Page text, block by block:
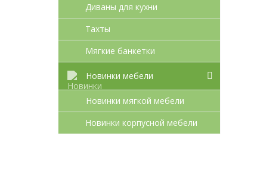
Диваны для кухни
Тахты
Мягкие банкетки
Новинки мебели
Новинки мягкой мебели
Новинки корпусной мебели